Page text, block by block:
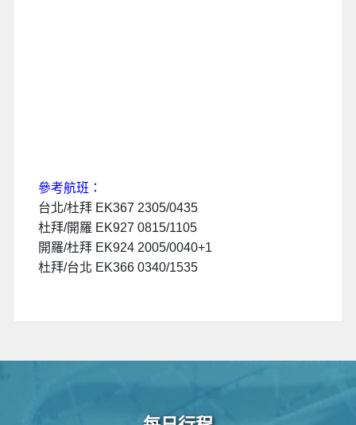
參考航班：
台北/杜拜 EK367 2305/0435
杜拜/開羅 EK927 0815/1105
開羅/杜拜 EK924 2005/0040+1
杜拜/台北 EK366 0340/1535